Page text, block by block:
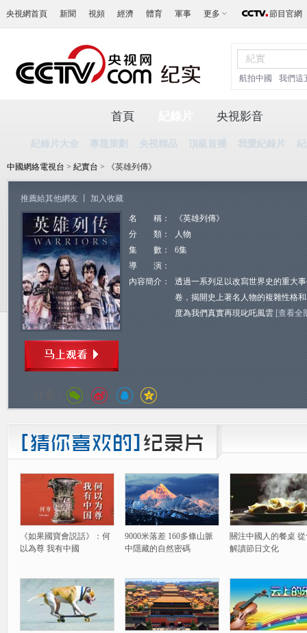
央視網首頁 新聞 視頻 經濟 體育 軍事 更多 節目官網
航拍中國 我們這
首頁
紀錄片大全 專題策劃 央視精品 頂級首播 我愛紀錄片
央視影音
中國網絡電視台 > 紀實台 > 《英雄列傳》
推薦給其他網友 加入收藏
名 稱：
《英雄列傳》
分 類：
人物
集 數：
6集
導 演：
內容簡介：
透過一系列足以改寫世界史的重大
卷，揭開史上著名人物的複雜性格
度為我們真實再現叱吒風雲 [查看全
分享：
《如果國寶會説話》：何
以為尊 我有中國
9000米落差 160多條山脈
中隱藏的自然密碼
關注中國人的餐桌
解讀節日文化